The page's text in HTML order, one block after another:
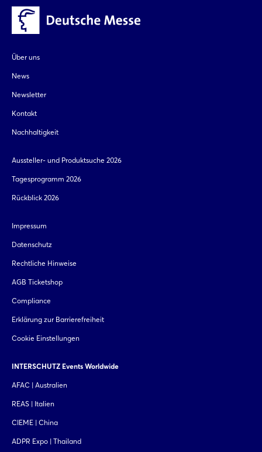
Über uns
News
Newsletter
Kontakt
Nachhaltigkeit
Aussteller- und Produktsuche 2026
Tagesprogramm 2026
Rückblick 2026
Impressum
Datenschutz
Rechtliche Hinweise
AGB Ticketshop
Compliance
Erklärung zur Barrierefreiheit
Cookie Einstellungen
INTERSCHUTZ Events Worldwide
AFAC | Australien
REAS | Italien
CIEME | China
ADPR Expo | Thailand